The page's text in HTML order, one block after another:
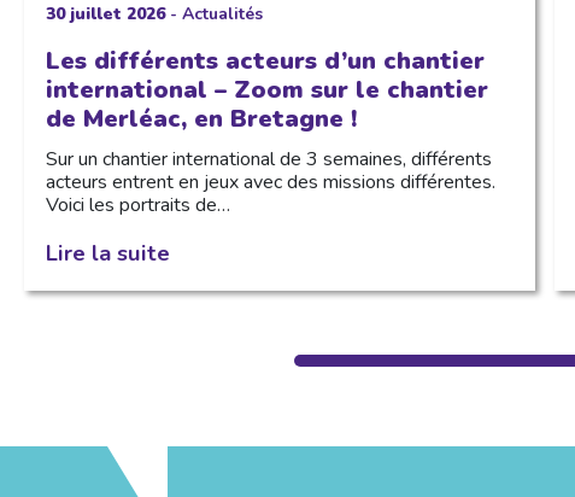
30 juillet 2026- Actualités
Les différents acteurs d’un chantier
international – Zoom sur le chantier
de Merléac, en Bretagne !
Sur un chantier international de 3 semaines, différents
acteurs entrent en jeux avec des missions différentes.
Voici les portraits de…
Lire la suite